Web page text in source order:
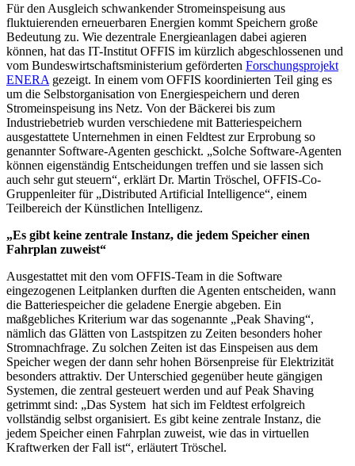
Für den Ausgleich schwankender Stromeinspeisung aus
fluktuierenden erneuerbaren Energien kommt Speichern große
Bedeutung zu. Wie dezentrale Energieanlagen dabei agieren
können, hat das IT-Institut OFFIS im kürzlich abgeschlossenen und
vom Bundeswirtschaftsministerium geförderten Forschungsprojekt
ENERA gezeigt. In einem vom OFFIS koordinierten Teil ging es
um die Selbstorganisation von Energiespeichern und deren
Stromeinspeisung ins Netz. Von der Bäckerei bis zum
Industriebetrieb wurden verschiedene mit Batteriespeichern
ausgestattete Unternehmen in einen Feldtest zur Erprobung so
genannter Software-Agenten geschickt. „Solche Software-Agenten
können eigenständig Entscheidungen treffen und sie lassen sich
auch sehr gut steuern“, erklärt Dr. Martin Tröschel, OFFIS-Co-
Gruppenlei­ter für „Distributed Artificial Intelligence“, einem
Teilbereich der Künstlichen Intelligenz.
„Es gibt keine zentrale Instanz, die jedem Speicher einen
Fahrplan zuweist“
Ausgestattet mit den vom OFFIS-Team in die Software
eingezogenen Leitplanken durften die Agenten entscheiden, wann
die Batteriespeicher die geladene Energie abgeben. Ein
maßgebliches Kriterium war das sogenannte „Peak Shaving“,
nämlich das Glätten von Lastspitzen zu Zeiten besonders hoher
Stromnachfrage. Zu solchen Zeiten ist das Einspeisen aus dem
Speicher wegen der dann sehr hohen Börsenpreise für Elektrizität
besonders attraktiv. Der Unterschied gegenüber heute gängigen
Systemen, die zentral gesteuert werden und auf Peak Shaving
getrimmt sind: „Das System hat sich im Feldtest erfolgreich
vollständig selbst organisiert. Es gibt keine zentrale Instanz, die
jedem Speicher einen Fahrplan zuweist, wie das in virtuellen
Kraftwerken der Fall ist“, erläutert Tröschel.